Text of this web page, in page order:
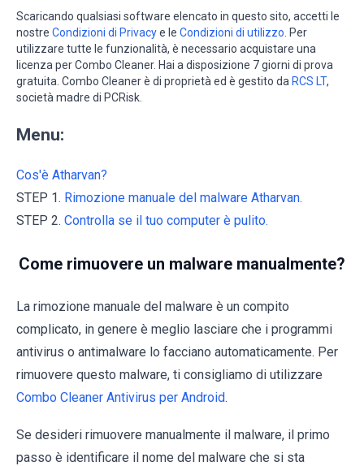
Scaricando qualsiasi software elencato in questo sito, accetti le
nostre Condizioni di Privacye le Condizioni di utilizzo . Per
utilizzare tutte le funzionalità, è necessario acquistare una
licenza per Combo Cleaner. Hai a disposizione 7 giorni di prova
gratuita. Combo Cleaner è di proprietà ed è gestito da RCS LT,
società madre di PCRisk.
Menu:
Cos'è Atharvan?
STEP 1. Rimozione manuale del malware Atharvan.
STEP 2. Controlla se il tuo computer è pulito.
Come rimuovere un malware manualmente?
La rimozione manuale del malware è un compito
complicato, in genere è meglio lasciare che i programmi
antivirus o antimalware lo facciano automaticamente. Per
rimuovere questo malware, ti consigliamo di utilizzare
Combo Cleaner Antivirus per Android.
Se desideri rimuovere manualmente il malware, il primo
passo è identificare il nome del malware che si sta